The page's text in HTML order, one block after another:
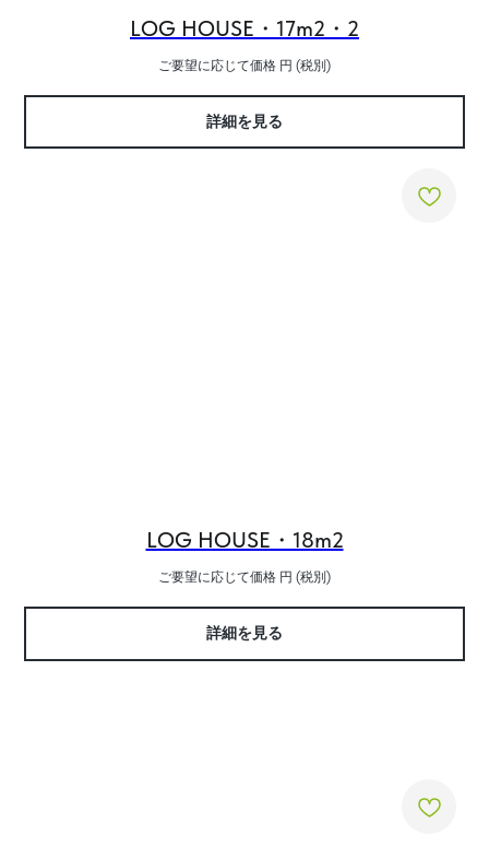
LOG HOUSE・17m2・2
ご要望に応じて価格 円 (税別)
詳細を見る
LOG HOUSE・18m2
ご要望に応じて価格 円 (税別)
詳細を見る